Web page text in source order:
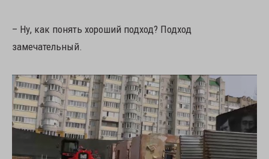
– Ну, как понять хороший подход? Подход
замечательный.